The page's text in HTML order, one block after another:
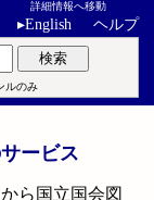
詳細情報へ移動
▸English ヘルプ
検索
ルのみ
ービス
ら国立国会図